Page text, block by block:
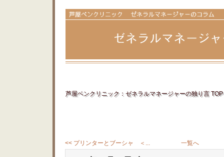
芦屋ベンクリニック：ゼネラルマネージャーの独り言 TOP
<< プリンターとブーシャ ＜... 一覧へ